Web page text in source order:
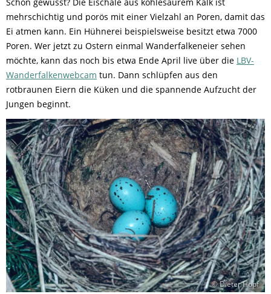
Schon gewusst? Die Eischale aus kohlesaurem Kalk ist
mehrschichtig und porös mit einer Vielzahl an Poren, damit das
Ei atmen kann. Ein Hühnerei beispielsweise besitzt etwa 7000
Poren. Wer jetzt zu Ostern einmal Wanderfalkeneier sehen
möchte, kann das noch bis etwa Ende April live über die LBV-
Wanderfalkenwebcam tun. Dann schlüpfen aus den
rotbraunen Eiern die Küken und die spannende Aufzucht der
Jungen beginnt.
© Dieter Hopf